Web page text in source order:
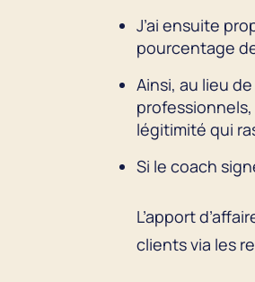
J’ai ensuite
pourcentage
Ainsi, au lieu
légitimité qui
Si le coach
L’apport
clients via les